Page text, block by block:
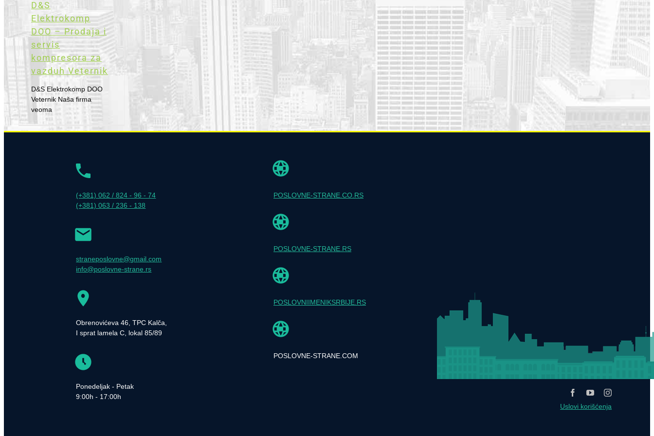
D&S
Elektrokomp
DOO – Prodaja i
servis
kompresora za
vazduh Veternik
D&S Elektrokomp DOO
Veternik Naša firma
veoma
(+381) 062 / 824 - 96 - 74
(+381) 063 / 236 - 138
straneposlovne@gmail.com
info@poslovne-strane.rs
Obrenovićeva 46, TPC Kalča,
I sprat lamela C, lokal 85/89
Ponedeljak - Petak
9:00h - 17:00h
POSLOVNE-STRANE.CO.RS
POSLOVNE-STRANE.RS
POSLOVNIIMENIKSRBIJE.RS
POSLOVNE-STRANE.COM
Uslovi korišćenja